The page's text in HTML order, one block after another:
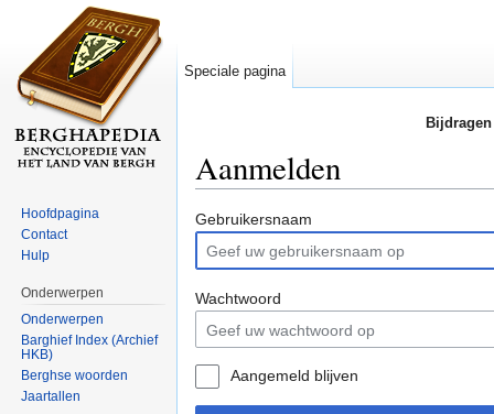
Aanmelden
Gebruikersnaam
Wachtwoord
Aangemeld blijven
Speciale pagina
Hoofdpagina
Contact
Hulp
Onderwerpen
Onderwerpen
Barghief Index (Archief
HKB)
Berghse woorden
Jaartallen